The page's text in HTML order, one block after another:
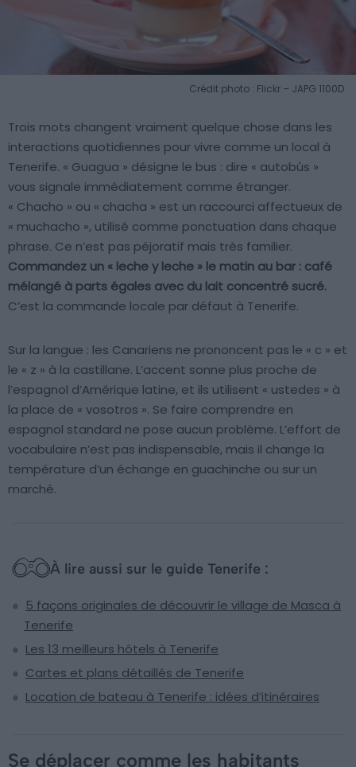
Crédit photo : Flickr – JAPG 1100D
Trois mots changent vraiment quelque chose dans les
interactions quotidiennes pour vivre comme un local à
Tenerife. « Guagua » désigne le bus : dire « autobús »
vous signale immédiatement comme étranger.
« Chacho » ou « chacha » est un raccourci affectueux de
« muchacho », utilisé comme ponctuation dans chaque
phrase. Ce n’est pas péjoratif mais très familier.
Commandez un « leche y leche » le matin au bar : café
mélangé à parts égales avec du lait concentré sucré.
C’est la commande locale par défaut à Tenerife.
Sur la langue : les Canariens ne prononcent pas le « c » et
le « z » à la castillane. L’accent sonne plus proche de
l’espagnol d’Amérique latine, et ils utilisent « ustedes » à
la place de « vosotros ». Se faire comprendre en
espagnol standard ne pose aucun problème. L’effort de
vocabulaire n’est pas indispensable, mais il change la
température d’un échange en guachinche ou sur un
marché.
À lire aussi sur le guide Tenerife :
5 façons originales de découvrir le village de Masca à
Tenerife
Les 13 meilleurs hôtels à Tenerife
Cartes et plans détaillés de Tenerife
Location de bateau à Tenerife : idées d’itinéraires
Se déplacer comme les habitants